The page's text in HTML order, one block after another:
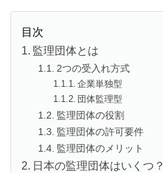
目次
監理団体とは
2つの受入れ方式
企業単独型
団体監理型
監理団体の役割
監理団体の許可要件
監理団体のメリット
日本の監理団体はいくつ？